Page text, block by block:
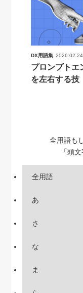
DX用語集 2026.02.24
プロンプトエ
を左右する技
全用語も
「頭
全用語
あ
さ
な
ま